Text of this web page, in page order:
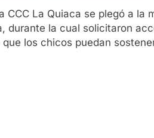
CCC La Quiaca se plegó a la
durante la cual solicitaron
los chicos puedan